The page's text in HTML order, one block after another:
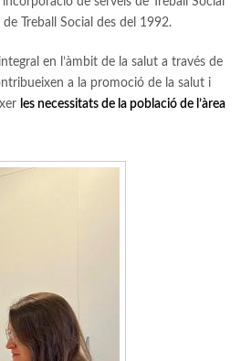
Treball Social des del 1992.
en l’àmbit de la salut a través de
a la promoció de la salut i
les necessitats de la població de l’àrea